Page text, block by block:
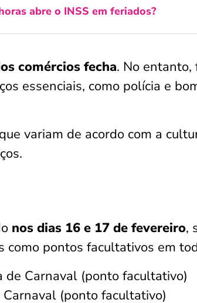
abre o INSS em feriados?
comércios fecha. No entanto,
essenciais, como polícia e
variam de acordo com a
nos dias 16 e 17 de fevereiro,
pontos facultativos em
de Carnaval (ponto facultativo)
Carnaval (ponto facultativo)